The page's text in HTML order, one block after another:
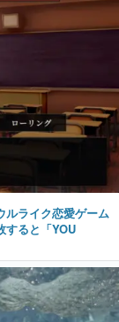
ルライク恋愛ゲーム
すると「YOU